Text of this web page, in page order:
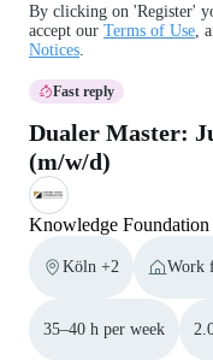
By clicking on 'Register'
accept our Terms of Use ,
Notices
Fast reply
Dualer Master:
(m/w/d)
Knowledge
Köln +2 Work
35–40 h per week